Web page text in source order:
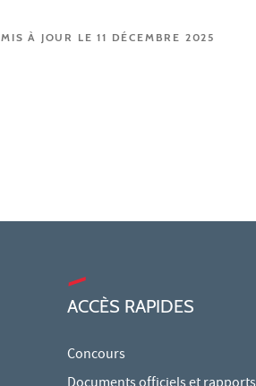
MIS À JOUR LE 11 DÉCEMBRE 2025
ACCÈS RAPIDES
Concours